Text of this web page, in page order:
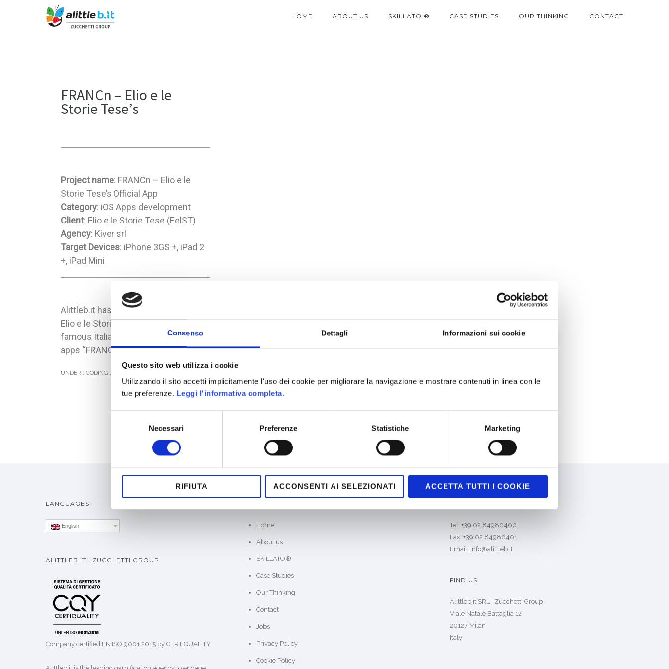
Consenso Dettagli Informazioni sui cookie
Questo sito web utilizza i cookie
Utilizzando il sito accetti implicitamente l'uso dei cookie per migliorare la navigazione e mostrare contenuti in linea con le
tue preferenze. Leggi l'informativa completa.
Necessari Preferenze Statistiche Marketing
RIFIUTA ACCONSENTI AI SELEZIONATI ACCETTA TUTTI I COOKIE
HOME ABOUT US SKILLATO ® CASE STUDIES OUR THINKING CONTACT
FRANCn – Elio e le
Storie Tese’s
Project name: FRANCn – Elio e le
Storie Tese’s Official App
Category: iOS Apps development
Client: Elio e le Storie Tese (EelST)
Agency: Kiver srl
Target Devices: iPhone 3GS +, iPad 2
+, iPad Mini
Alittleb.it has developed for Kiver and
Elio e le Storie Tese (EelST – a
famous Italian music group) the iOS
apps “FRANCn”.
UNDER : CODING ,
LANGUAGES
English
ALITTLEB.IT | ZUCCHETTI GROUP
Company certified EN ISO 9001:2015 by CERTIQUALITY
Home
About us
SKILLATO®
Case Studies
Our Thinking
Contact
Jobs
Privacy Policy
Cookie Policy
Tel: +39 02 84980400
Fax: +39 02 84980401
Email: info@alittleb.it
FIND US
Alittleb.it SRL | Zucchetti Group
Viale Natale Battaglia 12
20127 Milan
Italy